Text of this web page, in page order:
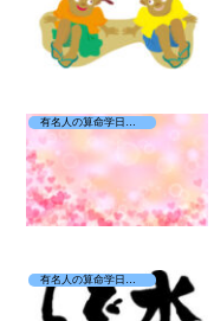
有名人の算命学日記☆